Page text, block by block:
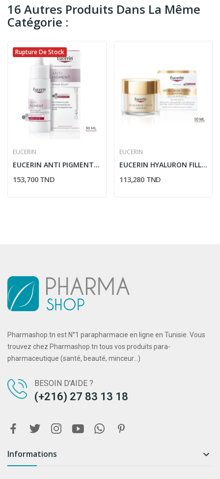
16 Autres Produits Dans La Même
Catégorie :
Rupture De Stock
EUCERIN
EUCERIN ANTI PIGMENT SERUM ECLAT FL 30ML
153,700 TND
EUCERIN
EUCERIN HYALURON FILLER ELASTICITY SOIN DE JOUR...
113,280 TND
Pharmashop.tn est N°1 parapharmacie en ligne en Tunisie. Vous
trouvez chez Pharmashop.tn tous vos produits para-
pharmaceutique (santé, beauté, minceur...)
BESOIN D'AIDE ?
(+216) 27 83 13 18
Informations 